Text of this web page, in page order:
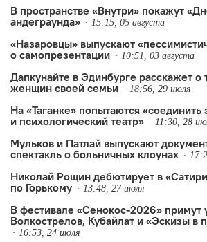
В пространстве «Внутри» покажут
андеграунда»
15:15, 05 августа
«Назаровцы» выпускают
о самопрезентации
10:51, 03 августа
Дапкунайте в Эдинбурге расскажет о
женщин своей семьи
18:56, 29 июля
На «Таганке» попытаются
и психологический театр»
11:30, 28
Мульков и Патлай выпускают
спектакль о больничных клоунах
Николай Рощин дебютирует в
по Горькому
13:48, 27 июля
В фестивале «Сенокос-2026» примут
Волкострелов, Кубайлат и «Эскизы в
16:53, 24 июля